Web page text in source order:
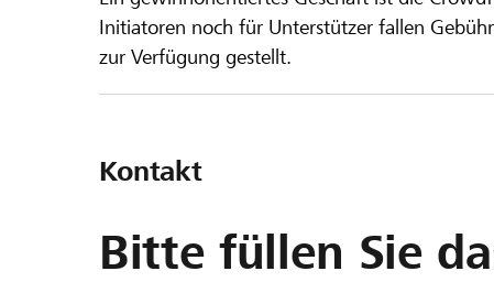
Initiatoren noch für Unterstützer fallen
zur Verfügung gestellt.
Kontakt
Bitte füllen Sie